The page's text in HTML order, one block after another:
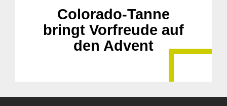
Colorado-Tanne
bringt Vorfreude auf
den Advent